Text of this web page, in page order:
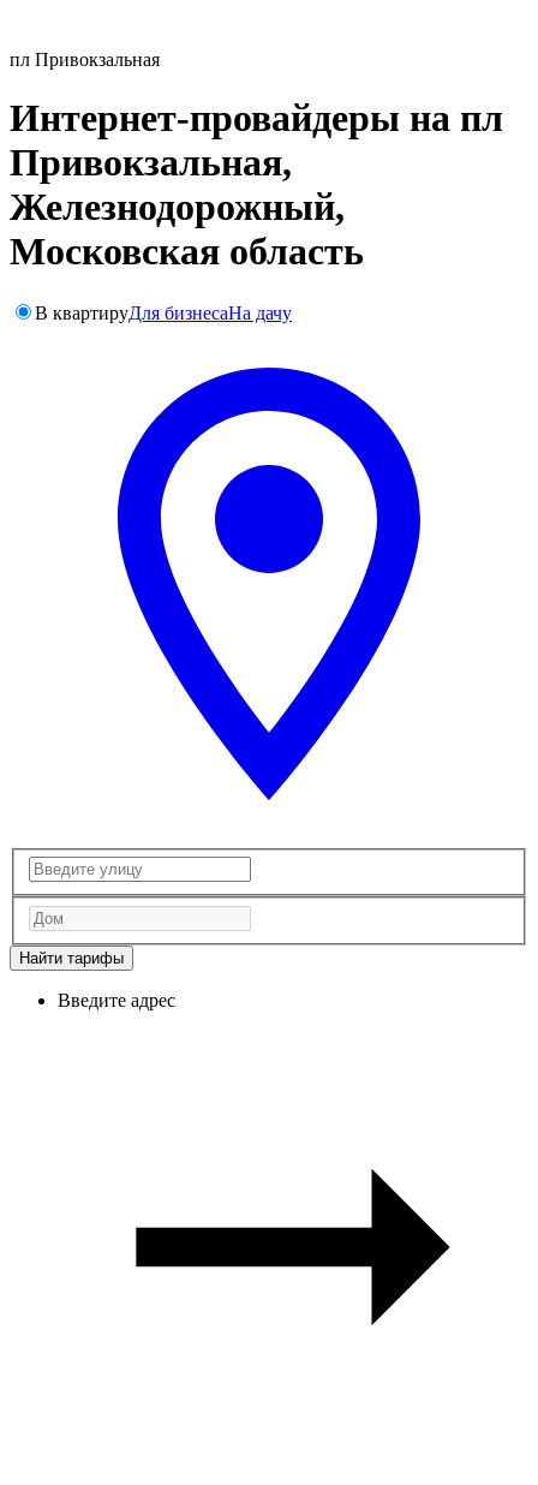
пл Привокзальная
Интернет-провайдеры на пл
Привокзальная,
Железнодорожный,
Московская область
В квартируДля бизнесаНа дачу
Найти тарифы
Введите адрес